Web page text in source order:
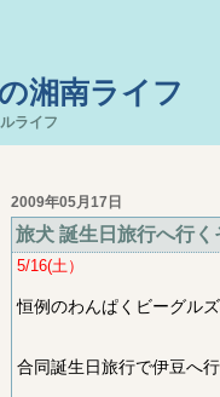
湘南ライフ
ライフ
2009年05月17日
旅犬 誕生日旅行へ行く
5/16(土）
恒例のわんぱくビーグル
合同誕生日旅行で伊豆へ行